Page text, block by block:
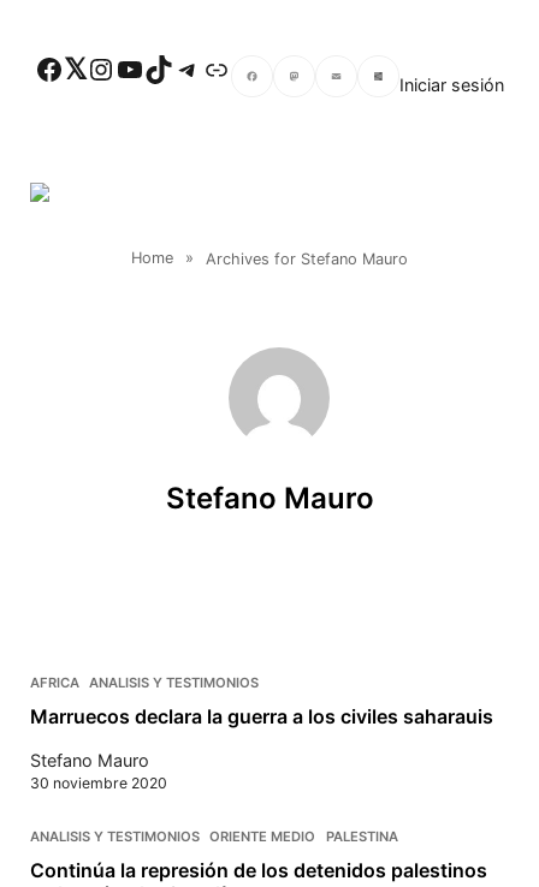
Facebook Twitter Instagram YouTube TikTok Telegram Enlace
Iniciar sesión
Home » Archives for Stefano Mauro
Stefano Mauro
AFRICA ANALISIS Y TESTIMONIOS
Marruecos declara la guerra a los civiles saharauis
Stefano Mauro
30 noviembre 2020
ANALISIS Y TESTIMONIOS ORIENTE MEDIO PALESTINA
Continúa la represión de los detenidos palestinos